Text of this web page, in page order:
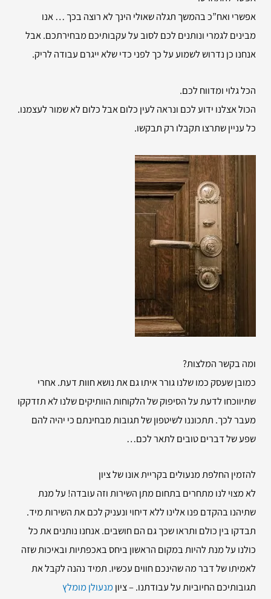
אפשרי ואח”כ בהמשך תגלה שאולי הינך לא רוצה בכך … אנו
מבינים לגמרי ונותנים לכם לסוב על עקבותיכם מבחירתכם. אבל
אנחנו כן נדרוש לשמוע על כך לפני כדי שלא ייגרם עבודה לריק.
הכל גלוי ומדווח לכם.
הכול אצלנו ידוע לכם ונראה לעין כלום אבל כלום לא שמור לעצמנו.
כל עניין שתרצו תקבלו רק תבקשו.
ומה בקשר המלצות?
כמובן שעסק כמו שלנו גורר איתו גם את נושא חוות דעת. אחרי
שתיווכחו לדעת על הסיפוק של הלקוחות הוותיקים שלנו לא תזדקקו
מעבר לכך. תתכוננו לשיטפון של תגובות מבחינתם כי יהיה להם
שפע של דברים טובים לתאר לכם…
להזמין החלפת מנעולים בקריית אונו של ציון
לא מצוי לנו מתחרים בתחום מתן השירות וזה עובדה! על מנת
שתיהנו בהקדם פנו אלינו ללא דיחוי ונעניק לכם את השירות מיד.
תבדקו בין כולם ותראו שכך גם הם חושבים. אנחנו נותנים את כל
כולנו על מנת להיות במקום הראשון ביחס באכפתיות ובאיכות שזה
לאמיתו של דבר מה שהינכם חווים עכשיו. תמיד נהנה לקבל את
תגובותיכם החיוביות על עבודתנו. – ציון מנעולן מומלץ